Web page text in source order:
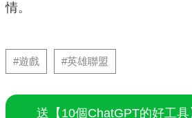
情。
#遊戲 #英雄聯盟
送【10個ChatGPT的好工